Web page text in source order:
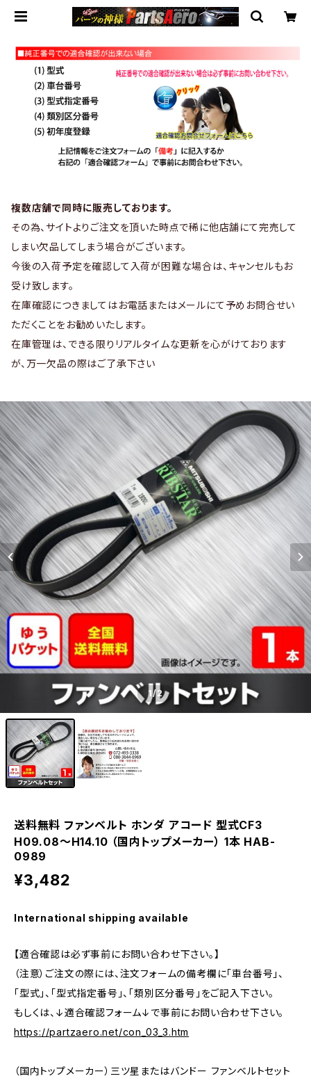
複数店舗で同時に販売しております。
その為、サイトよりご注文を頂いた時点で稀に他店舗にて完売して
しまい欠品してしまう場合がございます。
今後の入荷予定を確認して入荷が困難な場合は、キャンセルもお
受け致します。
在庫確認につきましてはお電話またはメールにて予めお問合せい
ただくことをお勧めいたします。
在庫管理は、できる限りリアルタイムな更新を心がけております
が、万一欠品の際はご了承下さい
1/2
送料無料 ファンベルト ホンダ アコード 型式CF3
H09.08～H14.10 （国内トップメーカー） 1本 HAB-
0989
¥3,482
International shipping available
【適合確認は必ず事前にお問い合わせ下さい。】
（注意）ご注文の際には、注文フォームの備考欄に「車台番号」、
「型式」、「型式指定番号」、「類別区分番号」をご記入下さい。
もしくは、↓適合確認フォーム↓で事前にお問い合わせ下さい。
https://partzaero.net/con_03_3.htm
（国内トップメーカー）三ツ星またはバンドー ファンベルトセット